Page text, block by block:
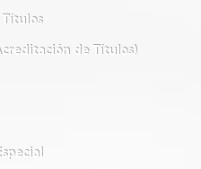
de Títulos)